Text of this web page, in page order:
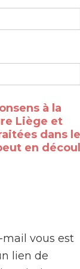
à la
Liège et
dans le
en
vous est
lien de